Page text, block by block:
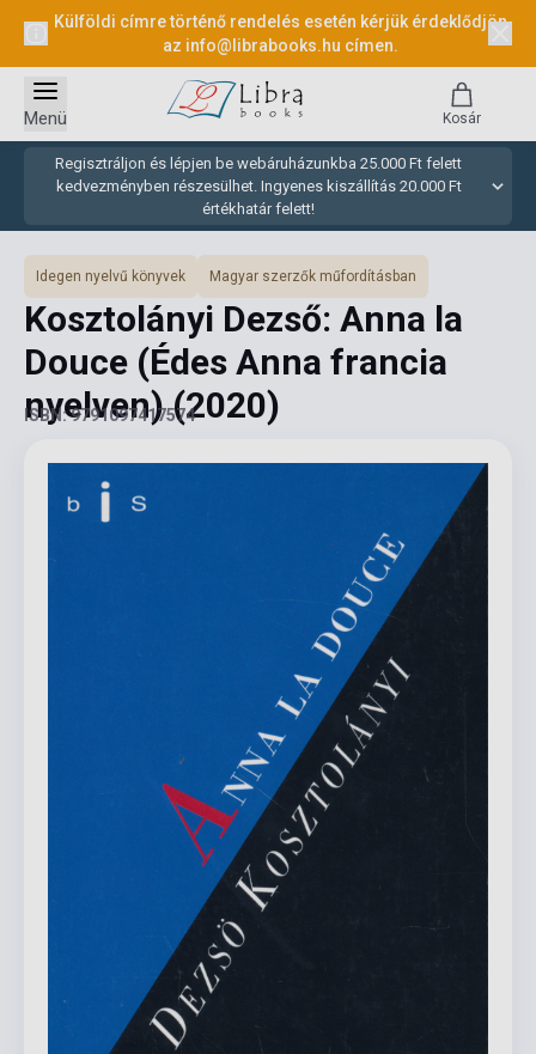
Külföldi címre történő rendelés esetén kérjük érdeklődjön
az info@librabooks.hu címen.
Regisztráljon és lépjen be webáruházunkba 25.000 Ft felett
kedvezményben részesülhet. Ingyenes kiszállítás 20.000 Ft
értékhatár felett!
Menü Kosár
Idegen nyelvű könyvek Magyar szerzők műfordításban
Kosztolányi Dezső: Anna la
Douce (Édes Anna francia
nyelven)(2020)
ISBN: 9791097417574